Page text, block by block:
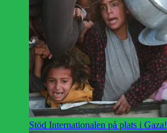
Stöd Internationalen på plats i Gaza!